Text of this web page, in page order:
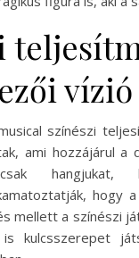
vízió
színészi
ami hozzájárul a
hangjukat,
hogy
mellett a színészi
kulcsszerepet